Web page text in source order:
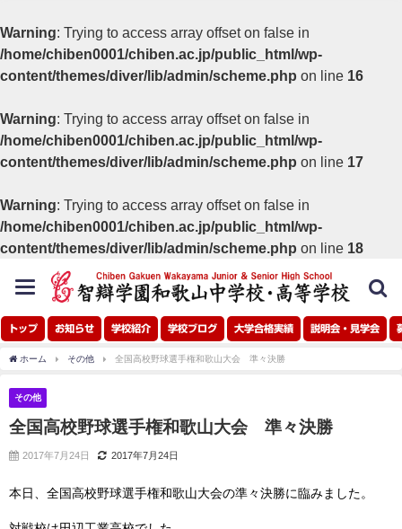
Warning: Trying to access array offset on false in
/home/chiben0001/chiben.ac.jp/public_html/wp-
content/themes/diver/lib/admin/scheme.php on line 16
Warning: Trying to access array offset on false in
/home/chiben0001/chiben.ac.jp/public_html/wp-
content/themes/diver/lib/admin/scheme.php on line 17
Warning: Trying to access array offset on false in
/home/chiben0001/chiben.ac.jp/public_html/wp-
content/themes/diver/lib/admin/scheme.php on line 18
toggle
navigation
トップ お知らせ 学校紹介 学校ブログ 大学合格実績 説明会・見学会
ホーム その他 全国高校野球選手権和歌山大会 準々決勝
その他
全国高校野球選手権和歌山大会 準々決勝
2017年7月24日 2017年7月24日
本日、全国高校野球選手権和歌山大会の準々決勝に臨みました。